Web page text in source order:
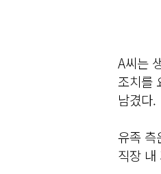
A씨는
조치를
남겼다.
유족 측
직장 내